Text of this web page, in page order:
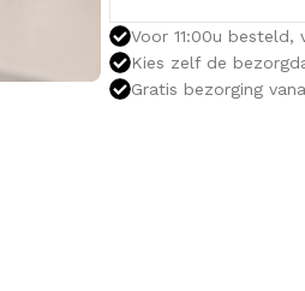
Voor 11:00u besteld,
Kies zelf de
Gratis bezorging